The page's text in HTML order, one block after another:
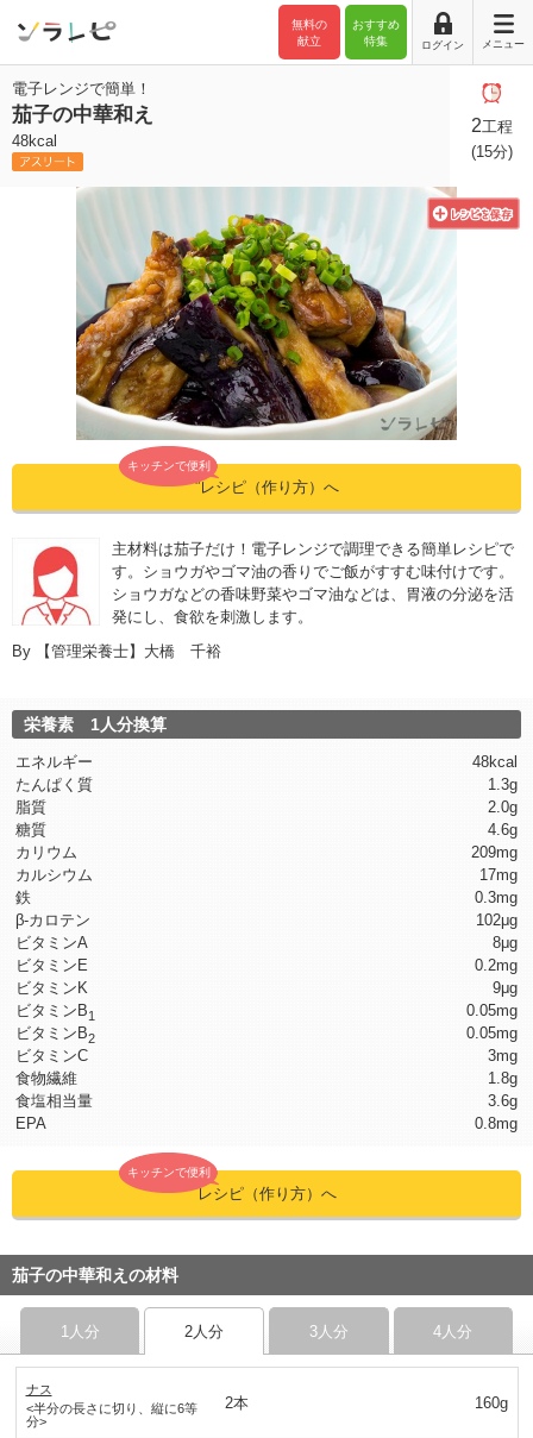
おすすめ
特集
無料の
献立
ログイン メニュー
電子レンジで簡単！
茄子の中華和え
48kcal
2工程
(15分)
キッチンで便利
”レシピ（作り方）へ
主材料は茄子だけ！電子レンジで調理できる簡単レシピで
す。ショウガやゴマ油の香りでご飯がすすむ味付けです。
ショウガなどの香味野菜やゴマ油などは、胃液の分泌を活
発にし、食欲を刺激します。
By
【管理栄養士】大橋 千裕
栄養素 1人分換算
エネルギー
48kcal
たんぱく質
1.3g
脂質
2.0g
糖質
4.6g
カリウム
209mg
カルシウム
17mg
鉄
0.3mg
β-カロテン
102μg
ビタミンA
8μg
ビタミンE
0.2mg
ビタミンK
9μg
ビタミンB1
0.05mg
ビタミンB2
0.05mg
ビタミンC
3mg
食物繊維
1.8g
食塩相当量
3.6g
EPA
0.8mg
キッチンで便利
レシピ（作り方）へ
茄子の中華和えの材料
1人分 2人分 3人分 4人分
ナス
<半分の長さに切り、縦に6等
分>
2本 160g